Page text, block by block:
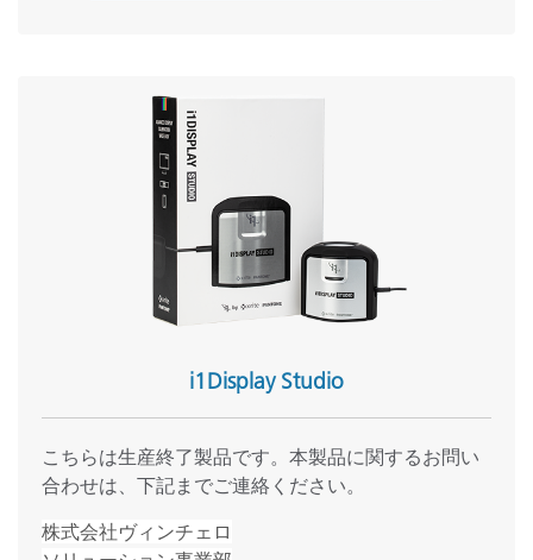
i1Display Studio
こちらは生産終了製品です。本製品に関するお問い
合わせは、下記までご連絡ください。
株式会社ヴィンチェロ